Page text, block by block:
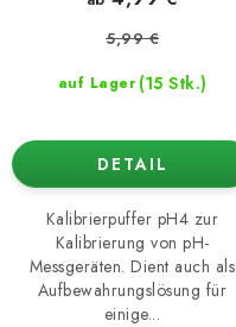
auf Lager (15 Stk.)
5,99 €
DETAIL
Kalibrierpuffer pH4 zur
Kalibrierung von pH-
Messgeräten. Dient auch als
Aufbewahrungslösung für
einige...